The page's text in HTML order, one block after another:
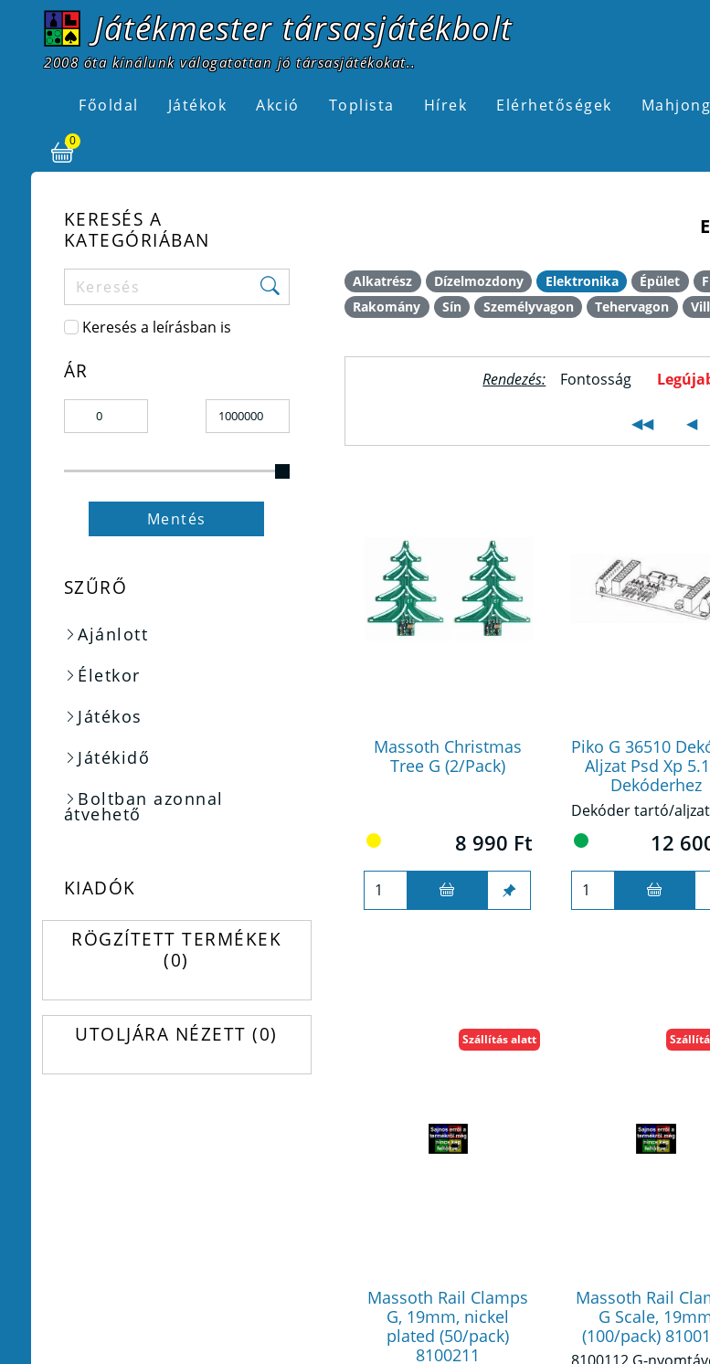
Játékmester társasjátékbolt
2008 óta kínálunk válogatottan jó társasjátékokat..
Főoldal Játékok Akció Toplista Hírek Elérhetőségek
0
KERESÉS A
KATEGÓRIÁBAN
Keresés a leírásban is
ÁR
Mentés
SZŰRŐ
Ajánlott
Életkor
Játékos
Játékidő
Boltban azonnal
átvehető
KIADÓK
RÖGZÍTETT TERMÉKEK
0
UTOLJÁRA NÉZETT 0
Alkatrész Dízelmozdony Elektronika Épület
Rakomány
Sín Személyvagon Tehervagon
Rendezés: Fontosság
◀◀ ◀
Massoth Christmas
Tree G (2/Pack)
8 990 Ft
Piko G 36510
Aljzat Psd Xp
Dekóderhez
12
Massoth Rail Clamps
G, 19mm, nickel
plated (50/pack)
8100211
Szállítás alatt
Massoth Rail
G Scale,
(100/pack)